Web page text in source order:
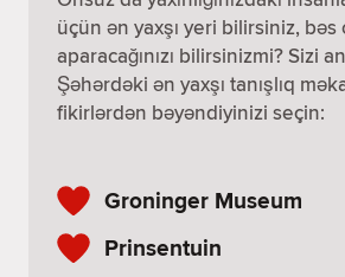
üçün ən yaxşı yeri bilirsiniz, bəs
aparacağınızı bilirsinizmi? Sizi
Şəhərdəki ən yaxşı tanışlıq
fikirlərdən bəyəndiyinizi seçin:
Groninger Museum
Prinsentuin